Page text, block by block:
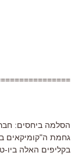
גחמת ה"קומיקאים
בקליפים האלה